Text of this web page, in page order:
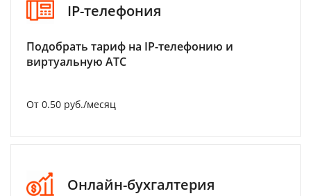
IP-телефония
Подобрать тариф на IP-телефонию и
виртуальную АТС
От 0.50 руб./месяц
Онлайн-бухгалтерия